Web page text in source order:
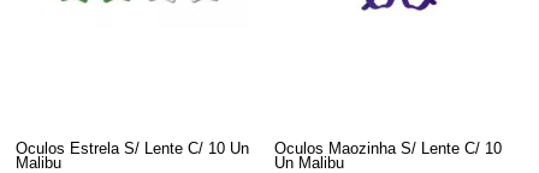
Oculos Estrela S/ Lente C/ 10 Un
Malibu
Oculos Maozinha S/ Lente C/ 10
Un Malibu